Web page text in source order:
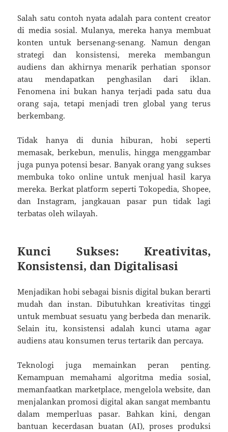
Salah satu contoh nyata adalah para content creator
di media sosial. Mulanya, mereka hanya membuat
konten untuk bersenang-senang. Namun dengan
strategi dan konsistensi, mereka membangun
audiens dan akhirnya menarik perhatian sponsor
atau mendapatkan penghasilan dari iklan.
Fenomena ini bukan hanya terjadi pada satu dua
orang saja, tetapi menjadi tren global yang terus
berkembang.
Tidak hanya di dunia hiburan, hobi seperti
memasak, berkebun, menulis, hingga menggambar
juga punya potensi besar. Banyak orang yang sukses
membuka toko online untuk menjual hasil karya
mereka. Berkat platform seperti Tokopedia, Shopee,
dan Instagram, jangkauan pasar pun tidak lagi
terbatas oleh wilayah.
Kunci Sukses: Kreativitas,
Konsistensi, dan Digitalisasi
Menjadikan hobi sebagai bisnis digital bukan berarti
mudah dan instan. Dibutuhkan kreativitas tinggi
untuk membuat sesuatu yang berbeda dan menarik.
Selain itu, konsistensi adalah kunci utama agar
audiens atau konsumen terus tertarik dan percaya.
Teknologi juga memainkan peran penting.
Kemampuan memahami algoritma media sosial,
memanfaatkan marketplace, mengelola website, dan
menjalankan promosi digital akan sangat membantu
dalam memperluas pasar. Bahkan kini, dengan
bantuan kecerdasan buatan (AI), proses produksi